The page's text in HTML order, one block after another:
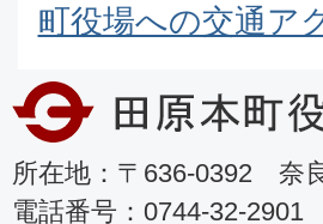
町役場への交通ア
所在地：〒636-0392 奈
電話番号：0744-32-